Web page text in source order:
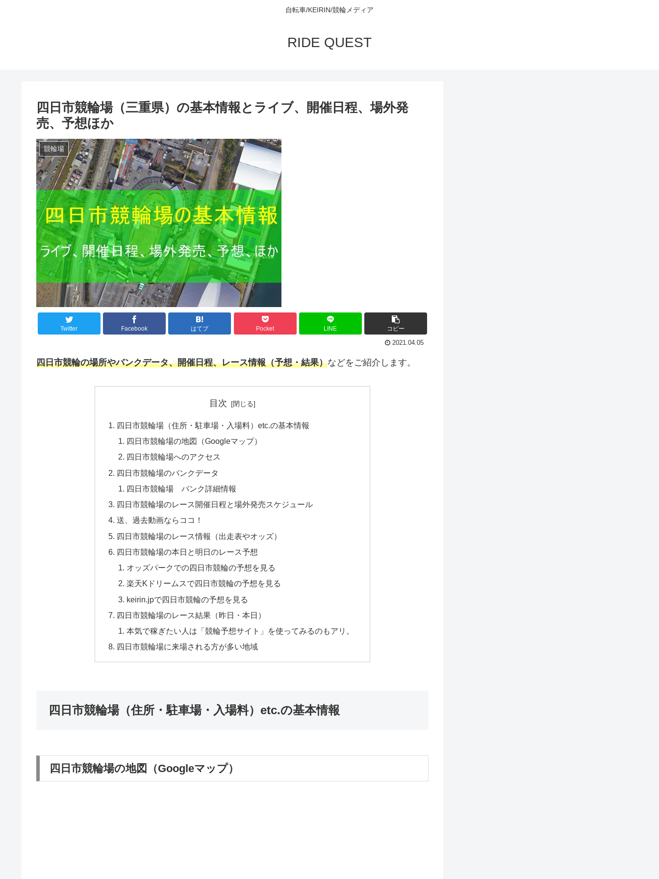
自転車/KEIRIN/競輪メディア
RIDE QUEST
四日市競輪場（三重県）の基本情報とライブ、開催日程、場外発
売、予想ほか
競輪場
Twitter Facebook はてブ Pocket LINE コピー
2021.04.05
四日市競輪の場所やバンクデータ、開催日程、レース情報（予想・結果）などをご紹介します。
目次
四日市競輪場（住所・駐車場・入場料）etc.の基本情報
四日市競輪場の地図（Googleマップ）
四日市競輪場へのアクセス
四日市競輪場のバンクデータ
四日市競輪場 バンク詳細情報
四日市競輪場のレース開催日程と場外発売スケジュール
送、過去動画ならココ！
四日市競輪場のレース情報（出走表やオッズ）
四日市競輪場の本日と明日のレース予想
オッズパークでの四日市競輪の予想を見る
楽天Kドリームスで四日市競輪の予想を見る
keirin.jpで四日市競輪の予想を見る
四日市競輪場のレース結果（昨日・本日）
本気で稼ぎたい人は「競輪予想サイト」を使ってみるのもアリ。
四日市競輪場に来場される方が多い地域
四日市競輪場（住所・駐車場・入場料）etc.の基本情報
四日市競輪場の地図（Googleマップ）